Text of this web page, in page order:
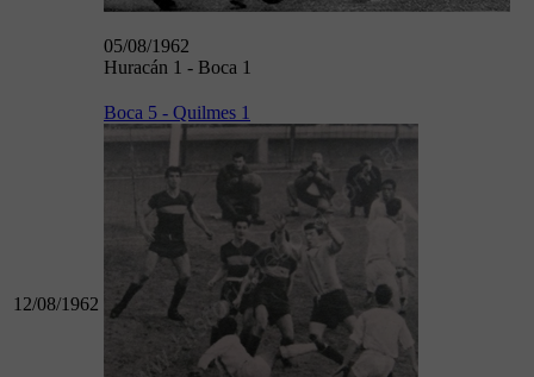
05/08/1962
Huracán 1 - Boca 1
12/08/1962
Boca 5 - Quilmes 1